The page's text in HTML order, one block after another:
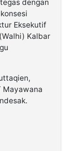
dengan
Eksekutif
Kalbar
Mayawana